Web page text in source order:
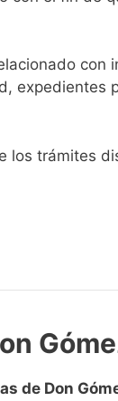
expedientes
los trámites
de Don